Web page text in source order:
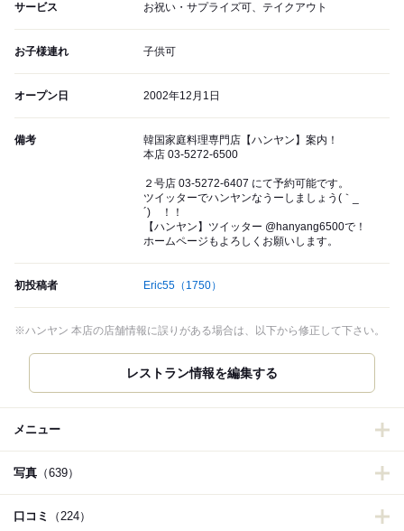
サービス お祝い・サプライズ可、テイクアウト
お子様連れ 子供可
オープン日 2002年12月1日
備考
韓国家庭料理専門店【ハンヤン】案内！
本店 03-5272-6500
２号店 03-5272-6407 にて予約可能です。
ツイッターでハンヤンなうーしましょう(｀_
´)ゞ！！
【ハンヤン】ツイッター @hanyang6500で！
ホームページもよろしくお願いします。
初投稿者 Eric55 （1750）
※ハンヤン 本店の店舗情報に誤りがある場合は、以下から修正して下さい。
レストラン情報を編集する
メニュー
写真 （639）
口コミ （224）